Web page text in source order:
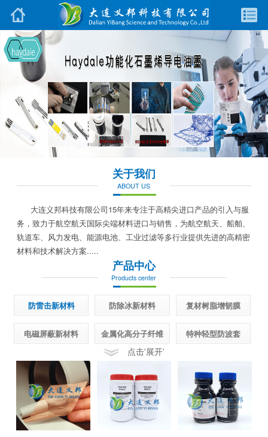
关于我们
ABOUT US
大连义邦科技有限公司15年来专注于高精尖进口产品的引入与服
务，致力于航空航天国际尖端材料进口与销售，为航空航天、船舶、
轨道车、风力发电、能源电池、工业过滤等多行业提供先进的高精密
材料和技术解决方案.....
产品中心
Products center
防雷击新材料 防除冰新材料 复材树脂增韧膜
电磁屏蔽新材料 金属化高分子纤维 特种轻型防波套
点击'展开'